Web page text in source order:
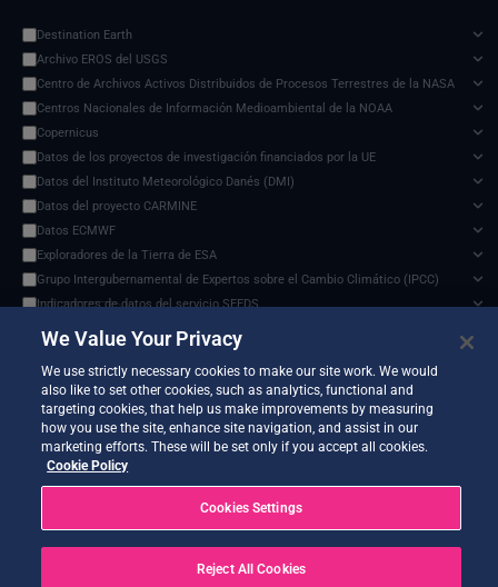
Destination Earth
Archivo EROS del USGS
Centro de Archivos Activos Distribuidos de Procesos Terrestres de la NASA
Centros Nacionales de Información Medioambiental de la NOAA
Copernicus
Datos de los proyectos de investigación financiados por la UE
Datos del Instituto Meteorológico Danés (DMI)
Datos del proyecto CARMINE
Datos ECMWF
Exploradores de la Tierra de ESA
Grupo Intergubernamental de Expertos sobre el Cambio Climático (IPCC)
Indicadores de datos del servicio SEEDS
Modelo de impacto del cambio climático
Organización de las Naciones Unidas para la Alimentación y la Agricultura
Programa de Ciencias de la Tierra de la NASA
Proyecto de comparación de modelos de impacto intersectorial (ISIMIP)
Servicio Harvic: supervisión y gestión agrícola
Sistemas terrestres y modelos climáticos
Vigilancia de la Tierra de ESA
Documents and API
We Value Your Privacy
We use strictly necessary cookies to make our site work. We would
also like to set other cookies, such as analytics, functional and
targeting cookies, that help us make improvements by measuring
how you use the site, enhance site navigation, and assist in our
marketing efforts. These will be set only if you accept all cookies.
Cookie Policy
Cookies Settings
Reject All Cookies